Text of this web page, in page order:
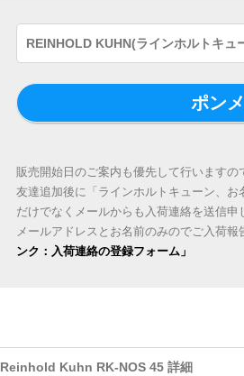
REINHOLD KUHN(ラインホルトキュ
ポン
販売開始日のご案内も優先して行いますの
友達追加後に「ラインホルトキューン、
だけでなくメールからも入荷連絡を送信申
メールアドレスとお名前のみのでご入荷
ンク：入荷連絡の登録フォーム」
Reinhold Kuhn RK-NOS 45 詳細